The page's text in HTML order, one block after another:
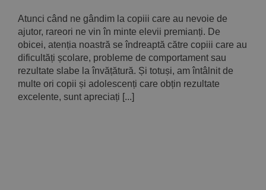
Atunci când ne gândim la copiii care au nevoie de
ajutor, rareori ne vin în minte elevii premianți. De
obicei, atenția noastră se îndreaptă către copiii care au
dificultăți școlare, probleme de comportament sau
rezultate slabe la învățătură. Și totuși, am întâlnit de
multe ori copii și adolescenți care obțin rezultate
excelente, sunt apreciați [...]